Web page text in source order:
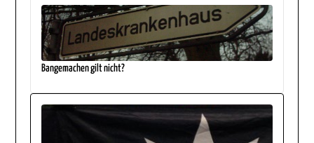
Bangemachen gilt nicht?